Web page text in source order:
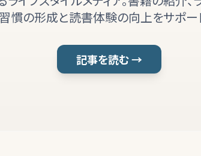
慣の形成と読書体験の向上をサポー
記事を読む →